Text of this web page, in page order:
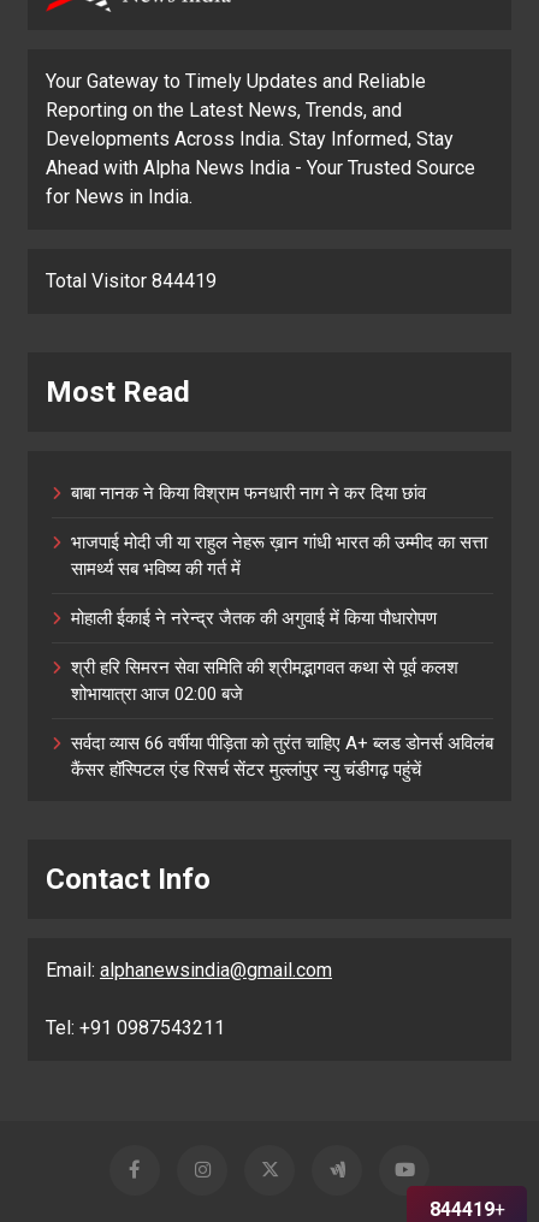
Your Gateway to Timely Updates and Reliable
Reporting on the Latest News, Trends, and
Developments Across India. Stay Informed, Stay
Ahead with Alpha News India - Your Trusted Source
for News in India.
Total Visitor 844419
Most Read
बाबा नानक ने किया विश्राम फनधारी नाग ने कर दिया छांव
भाजपाई मोदी जी या राहुल नेहरू ख़ान गांधी भारत की उम्मीद का सत्ता
सामर्थ्य सब भविष्य की गर्त में
मोहाली ईकाई ने नरेन्द्र जैतक की अगुवाई में किया पौधारोपण
श्री हरि सिमरन सेवा समिति की श्रीमद्भागवत कथा से पूर्व कलश
शोभायात्रा आज 02:00 बजे
सर्वदा व्यास 66 वर्षीया पीड़िता को तुरंत चाहिए A+ ब्लड डोनर्स अविलंब
कैंसर हॉस्पिटल एंड रिसर्च सेंटर मुल्लांपुर न्यु चंडीगढ़ पहुंचें
Contact Info
Email: alphanewsindia@gmail.com
Tel: +91 0987543211
844419+